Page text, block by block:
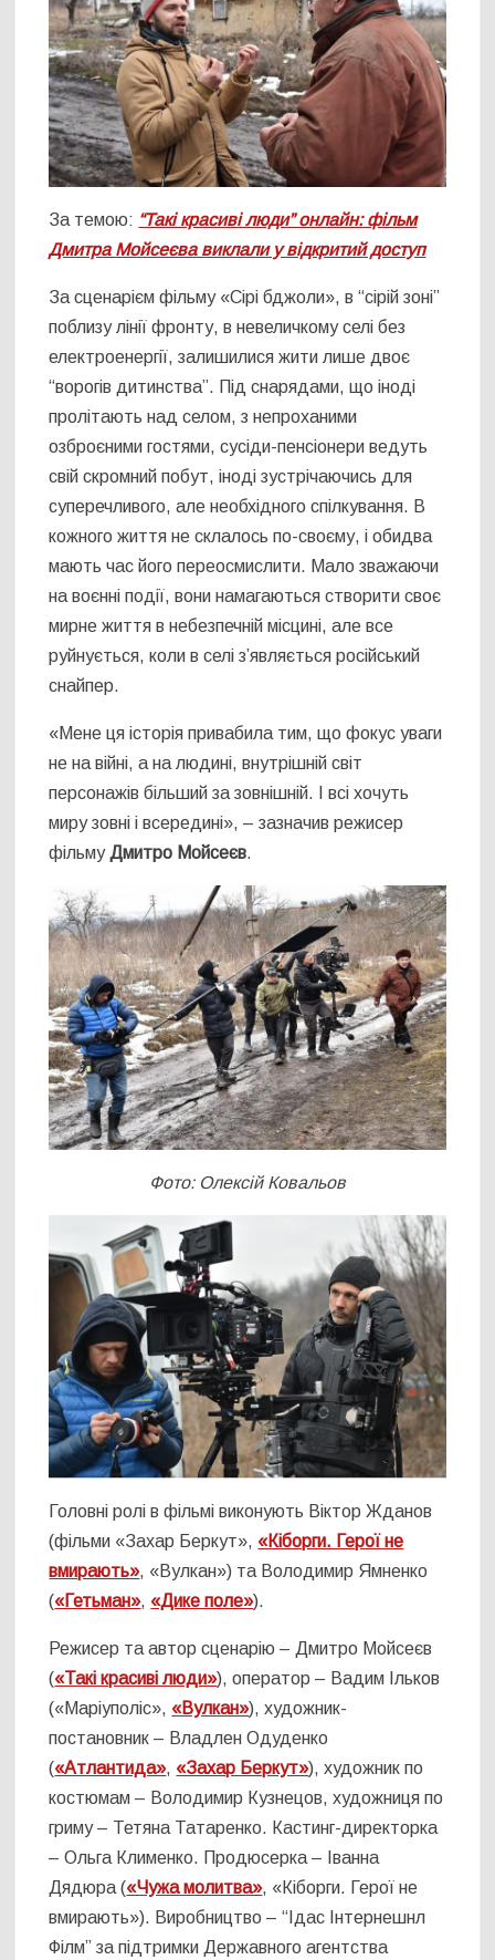
За темою: “Такі красиві люди” онлайн: фільм
Дмитра Мойсеєва виклали у відкритий доступ
За сценарієм фільму «Сірі бджоли», в “сірій зоні”
поблизу лінії фронту, в невеличкому селі без
електроенергії, залишилися жити лише двоє
“ворогів дитинства”. Під снарядами, що іноді
пролітають над селом, з непроханими
озброєними гостями, сусіди-пенсіонери ведуть
свій скромний побут, іноді зустрічаючись для
суперечливого, але необхідного спілкування. В
кожного життя не склалось по-своєму, і обидва
мають час його переосмислити. Мало зважаючи
на воєнні події, вони намагаються створити своє
мирне життя в небезпечній місцині, але все
руйнується, коли в селі з’являється російський
снайпер.
«Мене ця історія привабила тим, що фокус уваги
не на війні, а на людині, внутрішній світ
персонажів більший за зовнішній. І всі хочуть
миру зовні і всередині», – зазначив режисер
фільмуДмитро Мойсеєв.
Фото: Олексій Ковальов
Головні ролі в фільмі виконують Віктор Жданов
(фільми «Захар Беркут», «Кіборги. Герої не
вмирають», «Вулкан») та Володимир Ямненко
(«Гетьман», «Дике поле»).
Режисер та автор сценарію – Дмитро Мойсеєв
(«Такі красиві люди»), оператор – Вадим Ільков
(«Маріуполіс», «Вулкан»), художник-
постановник – Владлен Одуденко
(«Атлантида», «Захар Беркут»), художник по
костюмам – Володимир Кузнецов, художниця по
гриму – Тетяна Татаренко. Кастинг-директорка
– Ольга Клименко. Продюсерка – Іванна
Дядюра («Чужа молитва», «Кіборги. Герої не
вмирають»). Виробництво – “Ідас Інтернешнл
Філм” за підтримки Державного агентства